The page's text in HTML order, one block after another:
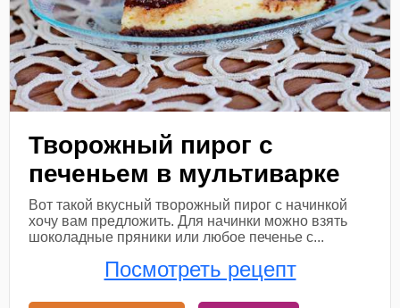
Творожный пирог с
печеньем в мультиварке
Вот такой вкусный творожный пирог с начинкой
хочу вам предложить. Для начинки можно взять
шоколадные пряники или любое печенье с...
Посмотреть рецепт